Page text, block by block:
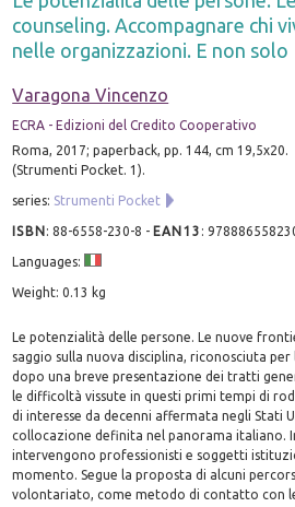
counseling. Accompagnare chi
nelle organizzazioni. E non solo
Varagona Vincenzo
ECRA - Edizioni del Credito Cooperativo
Roma, 2017; paperback, pp. 144, cm 19,5x20.
(Strumenti Pocket. 1).
series: Strumenti Pocket
ISBN:88-6558-230-8 - EAN13 :
Languages:
Weight: 0.13 kg
Le potenzialità delle persone. Le nuove
saggio sulla nuova disciplina, riconosciuta per
dopo una breve presentazione dei tratti
le difficoltà vissute in questi primi tempi di
di interesse da decenni affermata negli Stati
collocazione definita nel panorama italiano.
intervengono professionisti e soggetti
momento. Segue la proposta di alcuni
volontariato, come metodo di contatto con